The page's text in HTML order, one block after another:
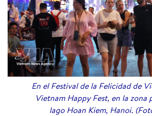
En el Festival de la Felicidad de
Vietnam Happy Fest, en la zona
lago Hoan Kiem, Hanoi.